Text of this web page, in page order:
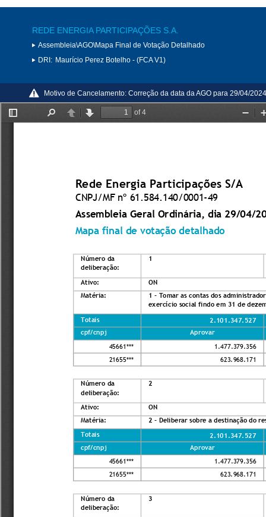
REDE ENERGIA PARTICIPAÇÕES S.A.
Assembleia\AGO\Mapa Final de Votação Detalhado
DRI: Maurício Perez Botelho - (FCA V1)
Motivo de Cancelamento: Correção da data da AGO para 29/04/2024